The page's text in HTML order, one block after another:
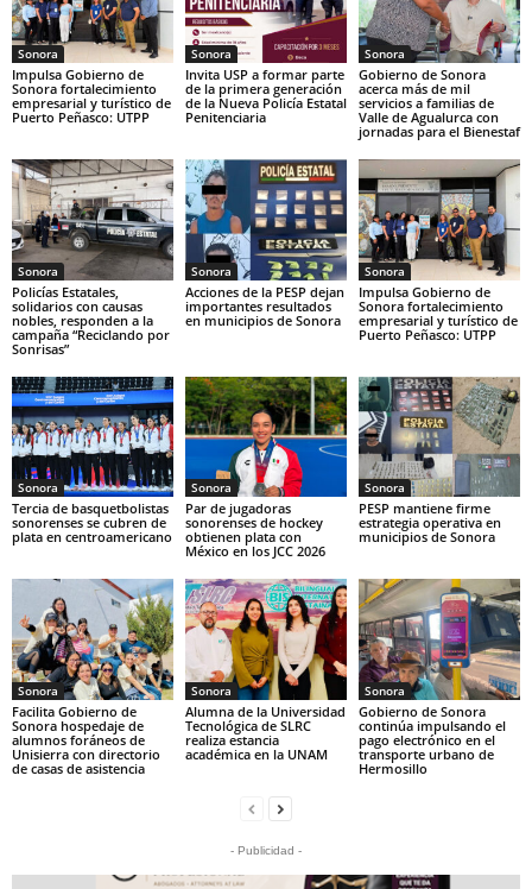
Sonora
Impulsa Gobierno de
Sonora fortalecimiento
empresarial y turístico de
Puerto Peñasco: UTPP
Sonora
Invita USP a formar parte
de la primera generación
de la Nueva Policía Estatal
Penitenciaria
Sonora
Gobierno de Sonora
acerca más de mil
servicios a familias de
Valle de Agualurca con
jornadas para el Bienestaf
Sonora
Policías Estatales,
solidarios con causas
nobles, responden a la
campaña “Reciclando por
Sonrisas”
Sonora
Acciones de la PESP dejan
importantes resultados
en municipios de Sonora
Sonora
Impulsa Gobierno de
Sonora fortalecimiento
empresarial y turístico de
Puerto Peñasco: UTPP
Sonora
Tercia de basquetbolistas
sonorenses se cubren de
plata en centroamericano
Sonora
Par de jugadoras
sonorenses de hockey
obtienen plata con
México en los JCC 2026
Sonora
PESP mantiene firme
estrategia operativa en
municipios de Sonora
Sonora
Facilita Gobierno de
Sonora hospedaje de
alumnos foráneos de
Unisierra con directorio
de casas de asistencia
Sonora
Alumna de la Universidad
Tecnológica de SLRC
realiza estancia
académica en la UNAM
Sonora
Gobierno de Sonora
continúa impulsando el
pago electrónico en el
transporte urbano de
Hermosillo
- Publicidad -